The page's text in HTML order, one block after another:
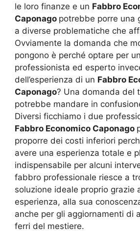
le loro finanze e un Fabbro
Caponago potrebbe porre una
a diverse problematiche che
Ovviamente la domanda che
pongono è perché optare per
professionista ed esperto
dell’esperienza di un Fabbro
Caponago? Una domanda del
potrebbe mandare in
Diversi ficchiamo i due
Fabbro Economico Caponago
proporre dei costi inferiori
avere una esperienza totale e
indispensabile per alcuni
fabbro professionale riesce a
soluzione ideale proprio grazie
esperienza, alla sua
anche per gli aggiornamenti di
ferri del mestiere.